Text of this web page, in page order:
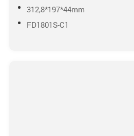
312,8*197*44mm
FD1801S-C1